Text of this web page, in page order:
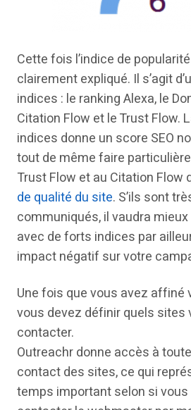
Cette fois l’indice de
clairement expliqué. Il s’agit
indices : le ranking Alexa, le
Citation Flow et le Trust Flow.
indices donne un score SEO
tout de même faire
Trust Flow et au Citation Flow
de qualité du site. S’ils sont
communiqués, il vaudra
avec de forts indices par
impact négatif sur votre
Une fois que vous avez affiné
vous devez définir quels sites
contacter.
Outreachr donne accès à
contact des sites, ce qui
temps important selon si